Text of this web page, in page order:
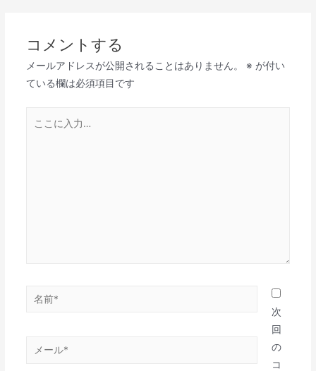
ゲ
ー
シ
ン
コメントする
メールアドレスが公開されることはありません。 ※ が付い
ている欄は必須項目です
次
回
の
コ